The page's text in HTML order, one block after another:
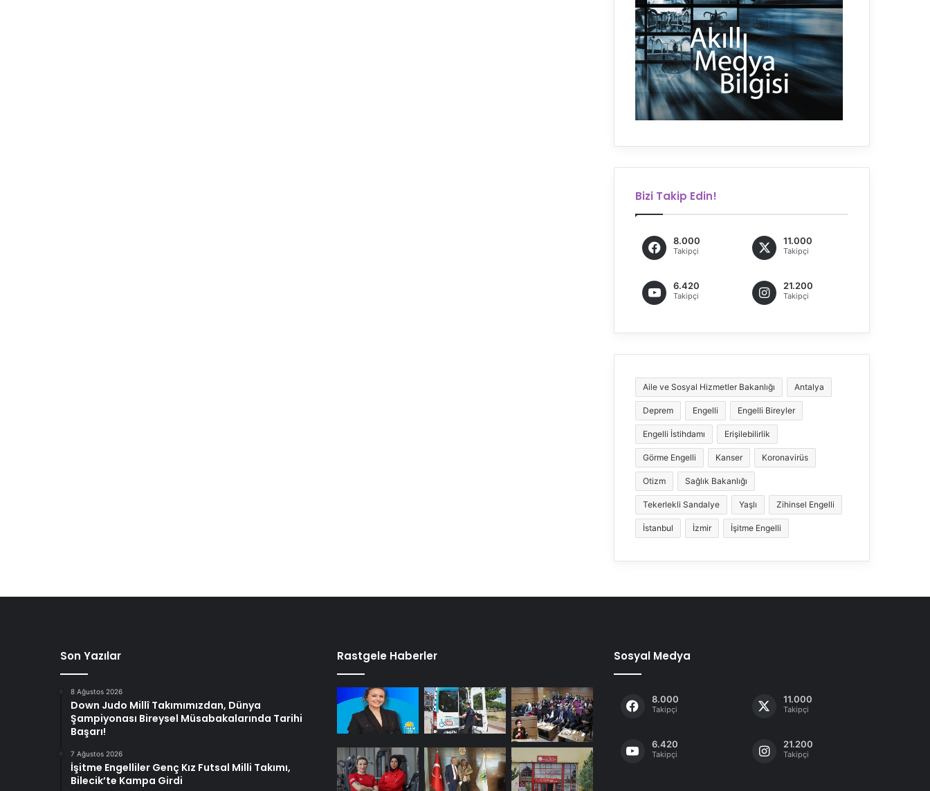
Bizi Takip Edin!
8.000
Takipçi
11.000
Takipçi
6.420
Takipçi
21.200
Takipçi
Aile ve Sosyal Hizmetler Bakanlığı Antalya
Deprem Engelli Engelli Bireyler
Engelli İstihdamı Erişilebilirlik
Görme Engelli Kanser Koronavirüs
Otizm Sağlık Bakanlığı
Tekerlekli Sandalye Yaşlı Zihinsel Engelli
İstanbul İzmir İşitme Engelli
Son Yazılar
8 Ağustos 2026
Down Judo Millî Takımımızdan, Dünya
Şampiyonası Bireysel Müsabakalarında Tarihi
Başarı!
7 Ağustos 2026
İşitme Engelliler Genç Kız Futsal Milli Takımı,
Bilecik’te Kampa Girdi
Rastgele Haberler Sosyal Medya
8.000
Takipçi
11.000
Takipçi
6.420
Takipçi
21.200
Takipçi